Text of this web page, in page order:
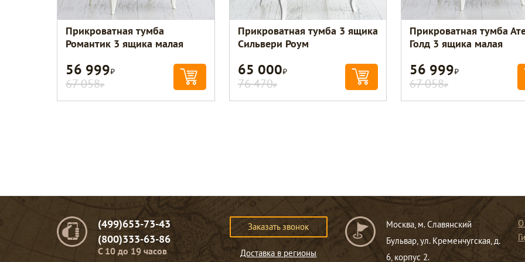
Прикроватная тумба
Романтик 3 ящика малая
56 999Р
67 058Р
Прикроватная тумба 3 ящика
Сильвери Роум
65 000Р
76 470Р
Прикроватная тумба
Голд 3 ящика малая
56 999Р
67 058Р
(499)653-73-43
(800)333-63-86
C 10 до 19 часов
Заказать звонок
Доставка в регионы
Москва, м. Славянский
Бульвар, ул. Кременчугская, д.
6, корпус 2.
О